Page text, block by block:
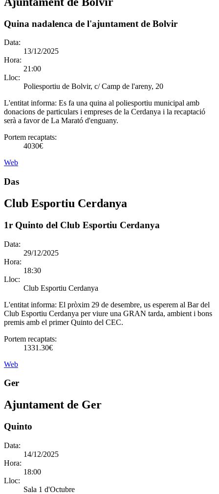
Quina nadalenca de l'ajuntament de Bolvir
Data:
13/12/2025
Hora:
21:00
Lloc:
Poliesportiu de Bolvir, c/ Camp de l'areny, 20
L'entitat informa: Es fa una quina al poliesportiu municipal amb
donacions de particulars i empreses de la Cerdanya i la recaptació
serà a favor de La Marató d'enguany.
Portem recaptats:
4030€
Web
Das
Club Esportiu Cerdanya
1r Quinto del Club Esportiu Cerdanya
Data:
29/12/2025
Hora:
18:30
Lloc:
Club Esportiu Cerdanya
L'entitat informa: El pròxim 29 de desembre, us esperem al Bar del
Club Esportiu Cerdanya per viure una GRAN tarda, ambient i bons
premis amb el primer Quinto del CEC.
Portem recaptats:
1331.30€
Web
Ger
Ajuntament de Ger
Quinto
Data:
14/12/2025
Hora:
18:00
Lloc:
Sala 1 d'Octubre